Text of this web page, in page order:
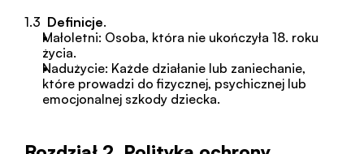
1.3 Definicje.
Małoletni: Osoba, która nie ukończyła 18. roku
życia.
Nadużycie: Każde działanie lub zaniechanie,
które prowadzi do fizycznej, psychicznej lub
emocjonalnej szkody dziecka.